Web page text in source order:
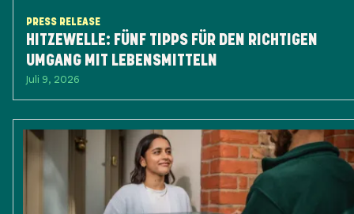
PRESS RELEASE
HITZEWELLE: FÜNF TIPPS FÜR DEN RICHTIGEN
UMGANG MIT LEBENSMITTELN
Juli 9, 2026